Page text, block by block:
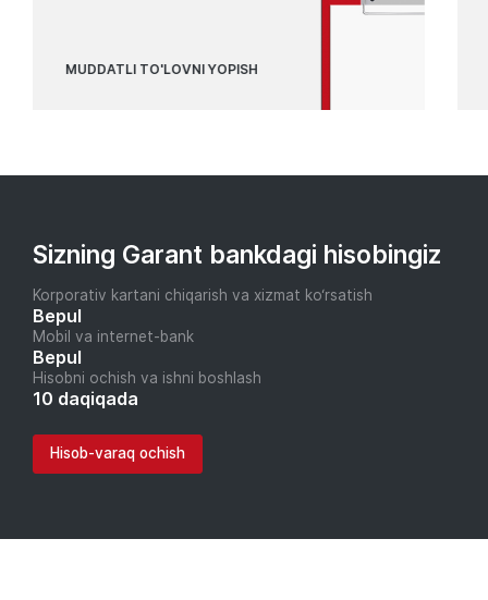
MUDDATLI TO'LOVNI YOPISH
Sizning Garant bankdagi hisobingiz
Korporativ kartani chiqarish va xizmat ko‘rsatish
Bepul
Mobil va internet-bank
Bepul
Hisobni ochish va ishni boshlash
10 daqiqada
Hisob-varaq ochish